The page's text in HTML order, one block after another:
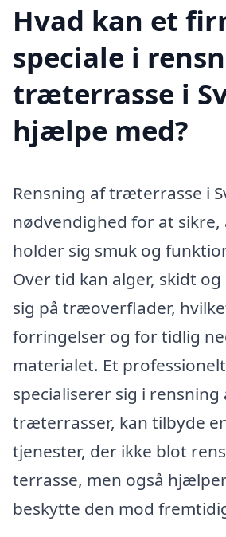
Hvad kan et
speciale i
træterrasse i
hjælpe med?
Rensning af træterrasse i
nødvendighed for at sikre,
holder sig smuk og
Over tid kan alger, skidt
sig på træoverflader,
forringelser og for tidlig
materialet. Et
specialiserer sig i rensning
træterrasser, kan tilbyde
tjenester, der ikke blot
terrasse, men også
beskytte den mod